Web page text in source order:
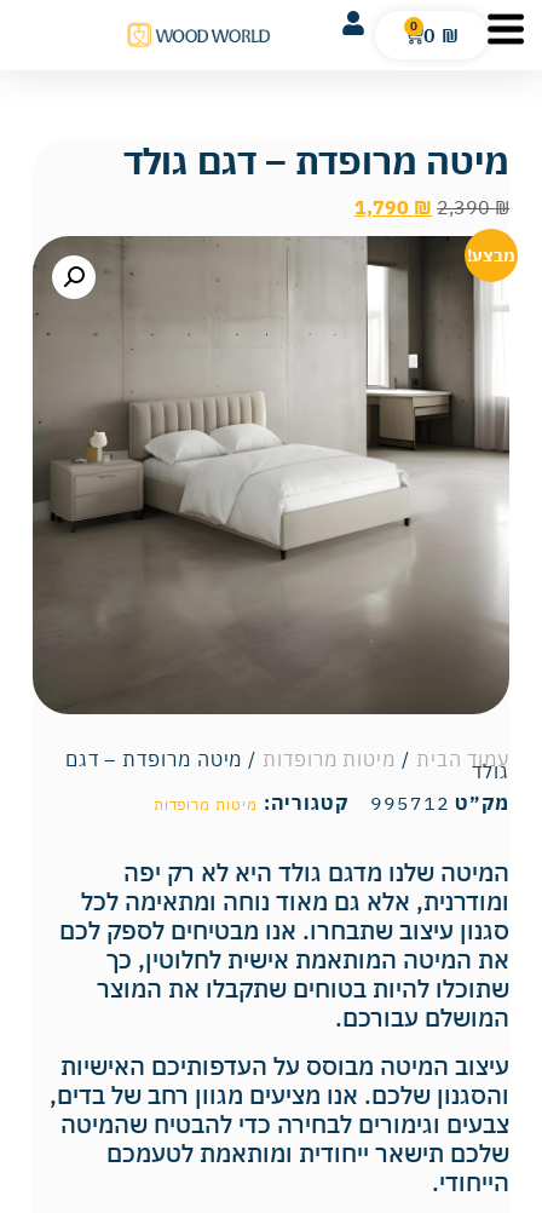
0 ₪
0
מיטה מרופדת – דגם גולד
2,390₪
1,790 ₪
מבצע!
עמוד הבית / מיטות מרופדות / מיטה מרופדת – דגם
גולד
מק״ט 995712 קטגוריה: מיטות מרופדות
המיטה שלנו מדגם גולד היא לא רק יפה
ומודרנית, אלא גם מאוד נוחה ומתאימה לכל
סגנון עיצוב שתבחרו. אנו מבטיחים לספק לכם
את המיטה המותאמת אישית לחלוטין, כך
שתוכלו להיות בטוחים שתקבלו את המוצר
המושלם עבורכם.
עיצוב המיטה מבוסס על העדפותיכם האישיות
והסגנון שלכם. אנו מציעים מגוון רחב של בדים,
צבעים וגימורים לבחירה כדי להבטיח שהמיטה
שלכם תישאר ייחודית ומותאמת לטעמכם
הייחודי.